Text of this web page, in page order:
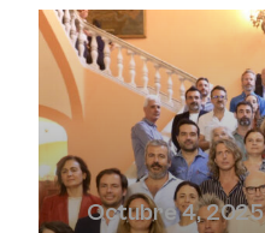
Octubre 4, 2025